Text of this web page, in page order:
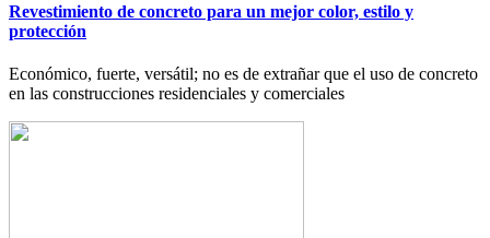
Revestimiento de concreto para un mejor color, estilo y
protección
Económico, fuerte, versátil; no es de extrañar que el uso de concreto
en las construcciones residenciales y comerciales